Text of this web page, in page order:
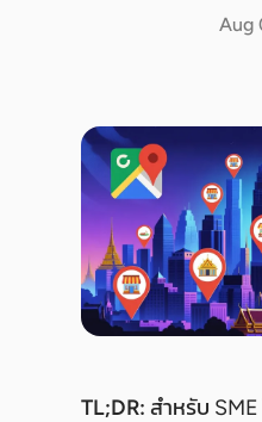
Aug
TL;DR: สำหรับ